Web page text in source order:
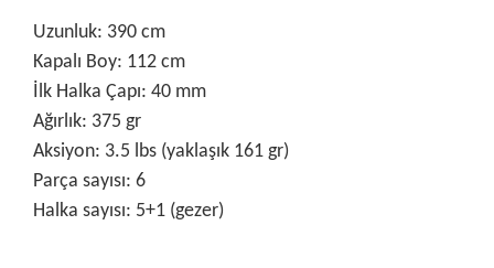
Uzunluk: 390 cm
Kapalı Boy: 112 cm
İlk Halka Çapı: 40 mm
Ağırlık: 375 gr
Aksiyon: 3.5 lbs (yaklaşık 161 gr)
Parça sayısı: 6
Halka sayısı: 5+1 (gezer)